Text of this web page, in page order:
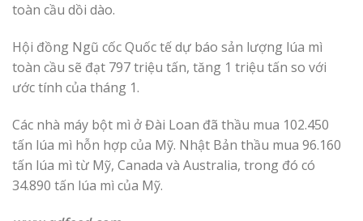
toàn cầu dồi dào.
Hội đồng Ngũ cốc Quốc tế dự báo sản lượng lúa mì
toàn cầu sẽ đạt 797 triệu tấn, tăng 1 triệu tấn so với
ước tính của tháng 1.
Các nhà máy bột mì ở Đài Loan đã thầu mua 102.450
tấn lúa mì hỗn hợp của Mỹ. Nhật Bản thầu mua 96.160
tấn lúa mì từ Mỹ, Canada và Australia, trong đó có
34.890 tấn lúa mì của Mỹ.